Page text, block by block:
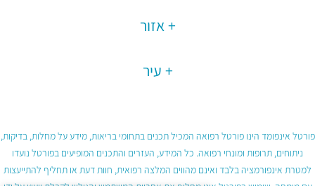
אזור
עיר
פורטל אינפומד הינו פורטל רפואה המכיל תכנים בתחומי בריאות, מידע על מחלות, בדיקות,
ניתוחים, תרופות ומונחי רפואה. כל המידע, העזרים והתכנים המופיעים בפורטל נועדו
למטרת אינפורמציה בלבד ואינם מהווים המלצה רפואית, חוות דעת או תחליף להתייעצות